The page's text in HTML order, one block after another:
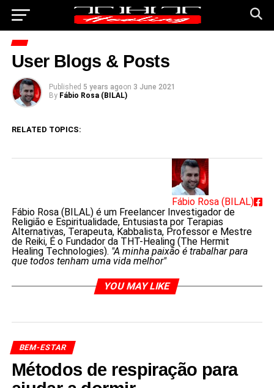
User Blogs & Posts
Published 5 years agoon 3 June 2021
By Fábio Rosa (BILAL)
RELATED TOPICS:
Fábio Rosa (BILAL)
Fábio Rosa (BILAL) é um Freelancer Investigador de
Religião e Espiritualidade, Entusiasta por Terapias
Alternativas, Terapeuta, Kabbalista, Professor e Mestre
de Reiki, É o Fundador da THT-Healing (The Hermit
Healing Technologies). "A minha paixão é trabalhar para
que todos tenham uma vida melhor"
YOU MAY LIKE
BEM-ESTAR
Métodos de respiração para